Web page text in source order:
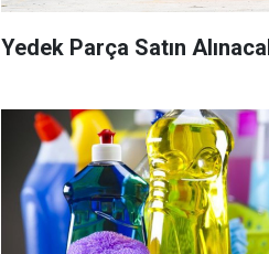
Yedek Parça Satın